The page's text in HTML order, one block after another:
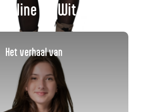
Caroline de Wit
Het verhaal van